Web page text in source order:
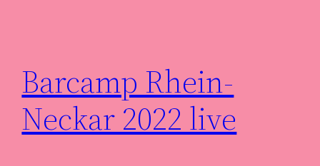
Barcamp Rhein-
Neckar 2022 live